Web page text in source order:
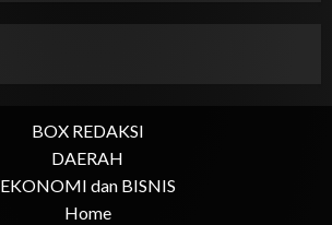
BOX REDAKSI
DAERAH
EKONOMI dan BISNIS
Home